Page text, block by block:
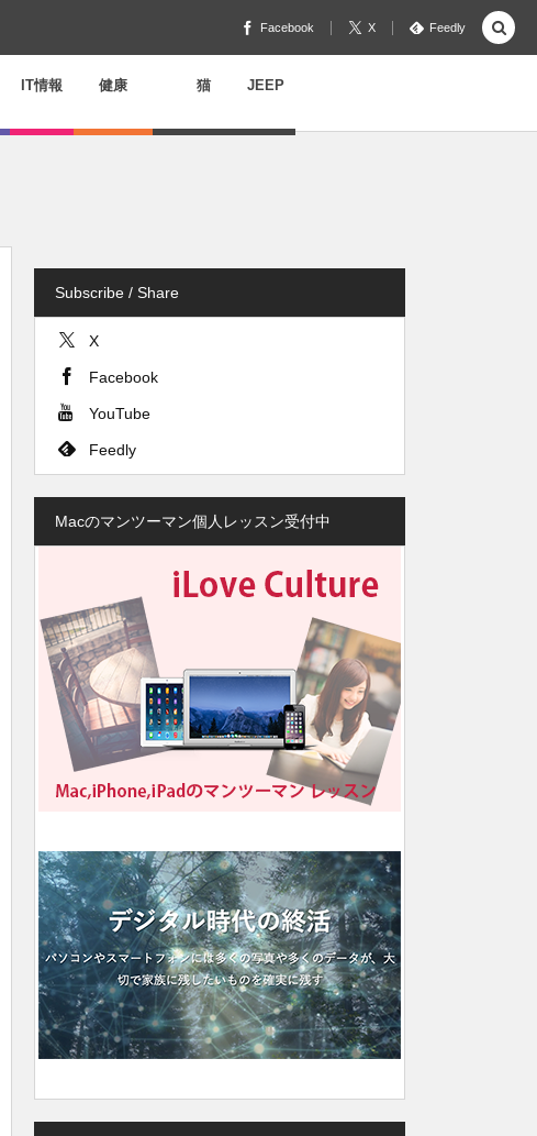
Facebook X Feedly
IT情報 健康 猫 JEEP
Subscribe / Share
X
Facebook
YouTube
Feedly
Macのマンツーマン個人レッスン受付中